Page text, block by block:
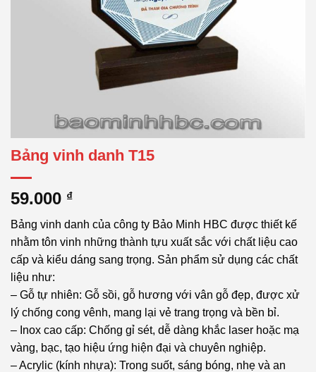
Bảng vinh danh T15
59.000 ₫
Bảng vinh danh của công ty Bảo Minh HBC được thiết kế
nhằm tôn vinh những thành tựu xuất sắc với chất liệu cao
cấp và kiểu dáng sang trọng. Sản phẩm sử dụng các chất
liệu như:
– Gỗ tự nhiên: Gỗ sồi, gỗ hương với vân gỗ đẹp, được xử
lý chống cong vênh, mang lại vẻ trang trọng và bền bỉ.
– Inox cao cấp: Chống gỉ sét, dễ dàng khắc laser hoặc mạ
vàng, bạc, tạo hiệu ứng hiện đại và chuyên nghiệp.
– Acrylic (kính nhựa): Trong suốt, sáng bóng, nhẹ và an